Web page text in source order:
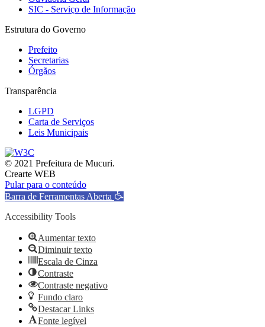
SIC - Serviço de Informação
Estrutura do Governo
Prefeito
Secretarias
Órgãos
Transparência
LGPD
Carta de Serviços
Leis Municipais
© 2021 Prefeitura de Mucuri.
Crearte WEB
Pular para o conteúdo
Barra de Ferramentas Aberta
Accessibility Tools
Aumentar texto
Diminuir texto
Escala de Cinza
Contraste
Contraste negativo
Fundo claro
Destacar Links
Fonte legível